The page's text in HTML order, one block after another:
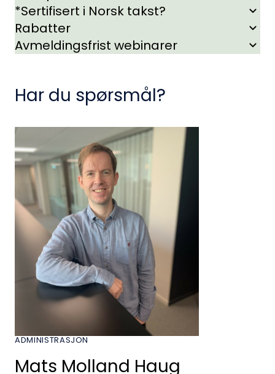
*Sertifisert i Norsk takst?
Rabatter
Avmeldingsfrist webinarer
Har du spørsmål?
ADMINISTRASJON
Mats Molland Haug